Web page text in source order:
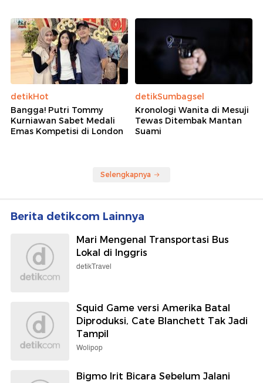
detikHot
Bangga! Putri Tommy
Kurniawan Sabet Medali
Emas Kompetisi di London
detikSumbagsel
Kronologi Wanita di Mesuji
Tewas Ditembak Mantan
Suami
Selengkapnya
Berita detikcom Lainnya
Mari Mengenal Transportasi Bus
Lokal di Inggris
detikTravel
Squid Game versi Amerika Batal
Diproduksi, Cate Blanchett Tak Jadi
Tampil
Wolipop
Bigmo Irit Bicara Sebelum Jalani